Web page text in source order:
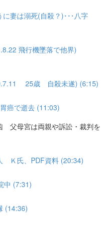
妻は溺死(自殺？)･･･八字
飛行機墜落で他界)
25歳 自殺未遂) (6:15)
癌で逝去 (11:03)
父母宮は両親や訴訟・裁判を
Ｋ氏、PDF資料 (20:34)
中 (7:31)
(14:36)